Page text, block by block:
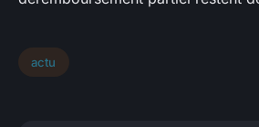
actu